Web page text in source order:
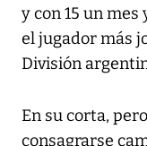
y con 15 un
el jugador más
División
En su corta,
consagrarse